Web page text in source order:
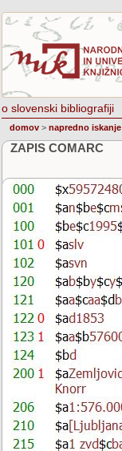
o slovenski bibliografiji
domov > napredno iskanje
ZAPIS COMARC